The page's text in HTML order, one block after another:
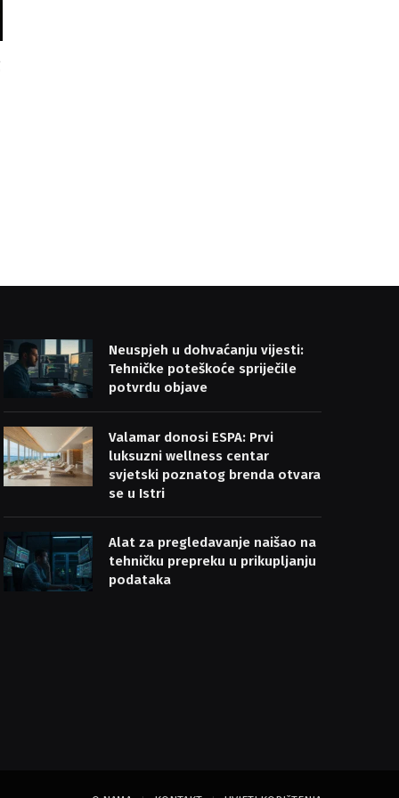
Neuspjeh u dohvaćanju vijesti:
Tehničke poteškoće spriječile
potvrdu objave
Valamar donosi ESPA: Prvi
luksuzni wellness centar
svjetski poznatog brenda otvara
se u Istri
Alat za pregledavanje naišao na
tehničku prepreku u prikupljanju
podataka